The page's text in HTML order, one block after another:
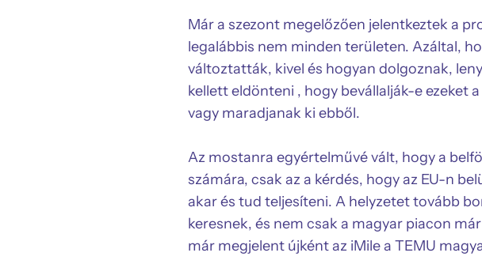
Már a szezont megelőzően jelentkeztek a
legalábbis nem minden területen. Azáltal,
változtatták, kivel és hogyan dolgoznak,
kellett eldönteni , hogy bevállalják-e ezeket
vagy maradjanak ki ebből.
Az mostanra egyértelművé vált, hogy a
számára, csak az a kérdés, hogy az EU-n
akar és tud teljesíteni. A helyzetet tovább
keresnek, és nem csak a magyar piacon
már megjelent újként az iMile a TEMU